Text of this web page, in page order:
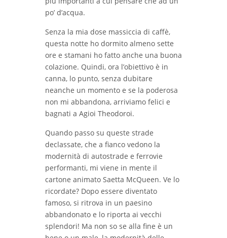
po’ d’acqua.
Senza la mia dose massiccia di caffè,
questa notte ho dormito almeno sette
ore e stamani ho fatto anche una buona
colazione. Quindi, ora l’obiettivo è in
canna, lo punto, senza dubitare
neanche un momento e se la poderosa
non mi abbandona, arriviamo felici e
bagnati a Agioi Theodoroi.
Quando passo su queste strade
declassate, che a fianco vedono la
modernità di autostrade e ferrovie
performanti, mi viene in mente il
cartone animato Saetta McQueen. Ve lo
ricordate? Dopo essere diventato
famoso, si ritrova in un paesino
abbandonato e lo riporta ai vecchi
splendori! Ma non so se alla fine è un